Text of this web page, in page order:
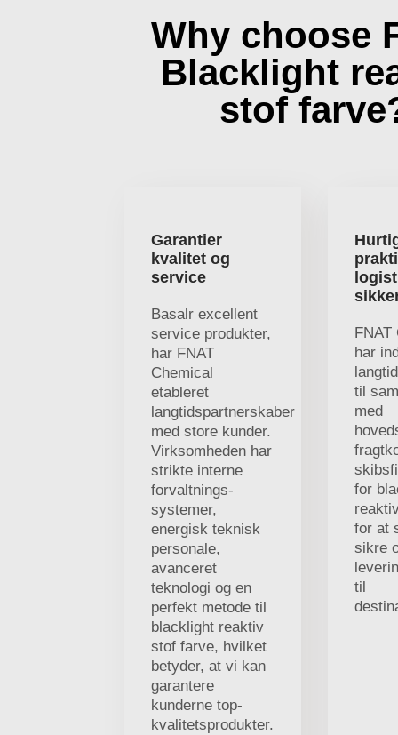
Why choose
Blacklight
stof
Garantier
kvalitet og
service
Basalr excellent
service produkter,
har FNAT
Chemical
etableret
langtidspartnerskaber
med store kunder.
Virksomheden har
strikte interne
forvaltnings-
systemer,
energisk teknisk
personale,
avanceret
teknologi og en
perfekt metode til
blacklight reaktiv
stof farve, hvilket
betyder, at vi kan
garantere
kunderne top-
kvalitetsprodukter.
FNAT
har
til
med
for
for at
sikre
til